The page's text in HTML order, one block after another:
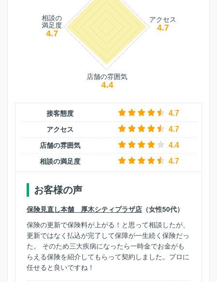
アクセス
4.7
店舗の雰囲気
4.4
相談の
満足度
4.7
接客態度 4.7
アクセス 4.7
店舗の雰囲気 4.4
相談の満足度 4.7
お客様の声
保険見直し本舗 厚木シティプラザ店 （女性50代）
保険の更新で保険料が上がる！と思って相談したが、
更新ではなく払込が完了して保障が一生続く保険だっ
た。 そのため三大疾病になったら一時金でお金がも
らえる保険を紹介してもらって契約しました。プロに
任せると良いですね！